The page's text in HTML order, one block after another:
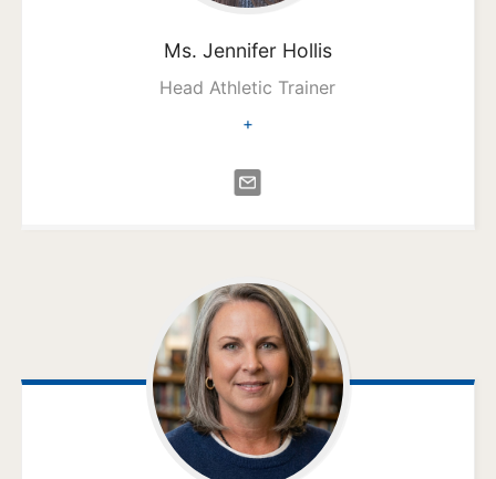
Ms. Jennifer Hollis
Head Athletic Trainer
+